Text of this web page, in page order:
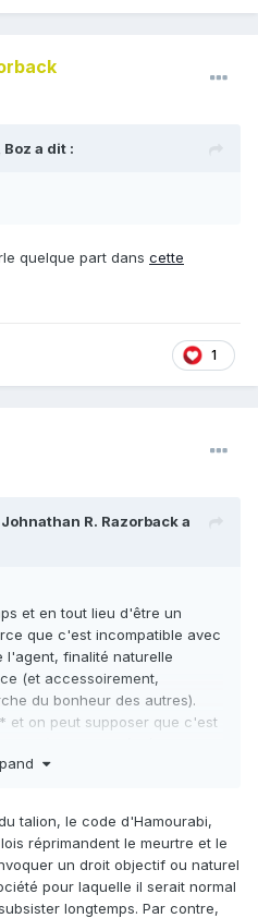
Boz a dit :
quelque part dans cette
1
Johnathan R. Razorbacka
et en tout lieu d'être un
que c'est incompatible avec
l'agent, finalité naturelle
(et accessoirement,
du bonheur des autres).
et on peut supposer que c'est
sociétés connues répriment
fantaisistes, genre ne pas
des ancêtres).
réfuter.
talion, le code d'Hamourabi,
réprimandent le meurtre et le
un droit objectif ou naturel
pour laquelle il serait normal
longtemps. Par contre,